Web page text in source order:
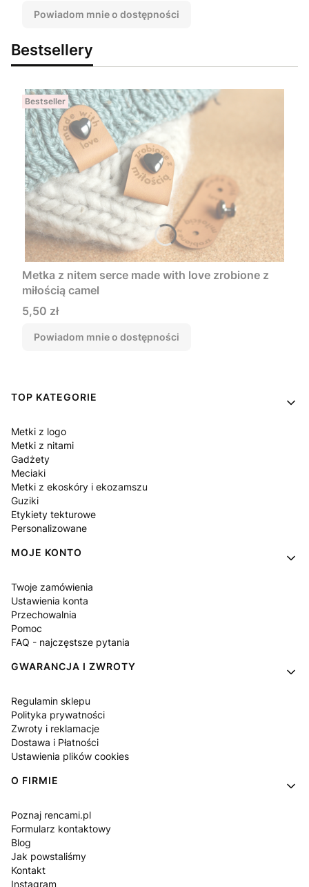
Powiadom mnie o dostępności
Bestsellery
Bestseller
Metka z nitem serce made with love zrobione z
miłością camel
Cena
5,50 zł
Powiadom mnie o dostępności
Linki w stopce
TOP KATEGORIE
Metki z logo
Metki z nitami
Gadżety
Meciaki
Metki z ekoskóry i ekozamszu
Guziki
Etykiety tekturowe
Personalizowane
MOJE KONTO
Twoje zamówienia
Ustawienia konta
Przechowalnia
Pomoc
FAQ - najczęstsze pytania
GWARANCJA I ZWROTY
Regulamin sklepu
Polityka prywatności
Zwroty i reklamacje
Dostawa i Płatności
Ustawienia plików cookies
O FIRMIE
Poznaj rencami.pl
Formularz kontaktowy
Blog
Jak powstaliśmy
Kontakt
Instagram